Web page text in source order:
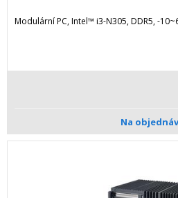
Modulární PC, Intel™ i3-N305, DDR5, -
Na